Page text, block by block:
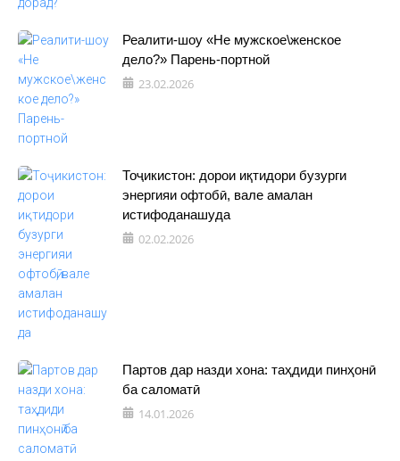
Реалити-шоу «Не мужское\женское
дело?» Парень-портной
23.02.2026
Тоҷикистон: дорои иқтидори бузурги
энергияи офтобӣ, вале амалан
истифоданашуда
02.02.2026
Партов дар назди хона: таҳдиди пинҳонӣ
ба саломатӣ
14.01.2026